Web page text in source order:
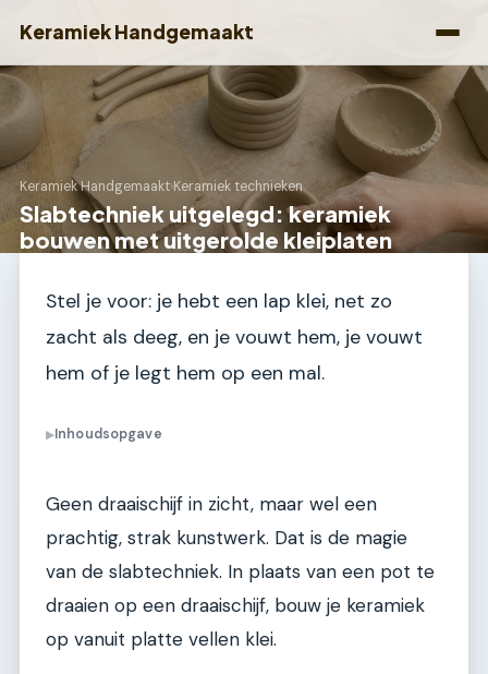
Keramiek Handgemaakt
Keramiek Handgemaakt›Keramiek technieken
Slabtechniek uitgelegd: keramiek
bouwen met uitgerolde kleiplaten
Stel je voor: je hebt een lap klei, net zo
zacht als deeg, en je vouwt hem, je vouwt
hem of je legt hem op een mal.
▶Inhoudsopgave
Geen draaischijf in zicht, maar wel een
prachtig, strak kunstwerk. Dat is de magie
van de slabtechniek. In plaats van een pot te
draaien op een draaischijf, bouw je keramiek
op vanuit platte vellen klei.